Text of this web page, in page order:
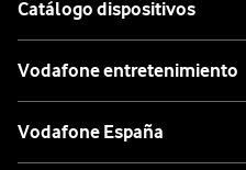
Catálogo dispositivos
Vodafone entretenimiento
Vodafone España